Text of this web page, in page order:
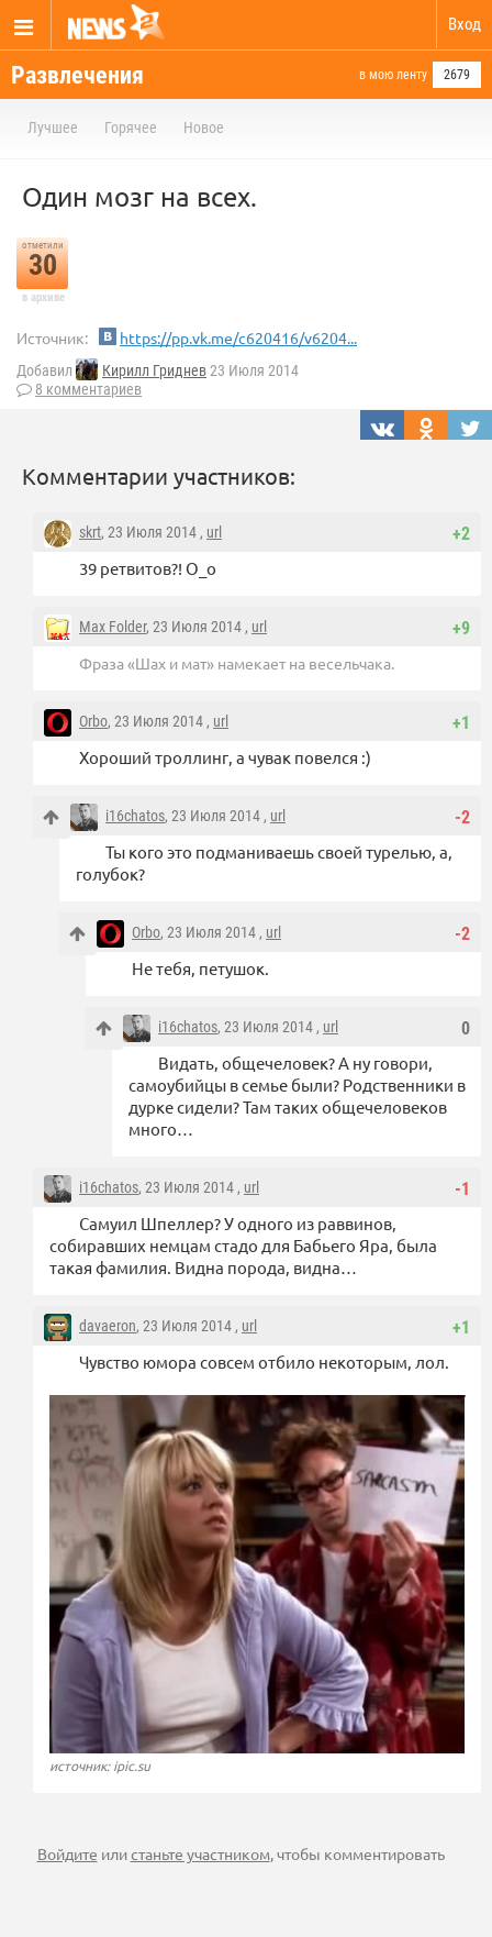
Вход
Развлечения в мою ленту 2679
Лучшее Горячее Новое
Один мозг на всех.
отметили
30
в архиве
Источник: https://pp.vk.me/c620416/v6204...
Добавил Кирилл Гриднев23 Июля 2014
8 комментариев
Комментарии участников:
+2
skrt, 23 Июля 2014 , url
39 ретвитов?! О_о
+9
Max Folder, 23 Июля 2014 , url
Фраза «Шах и мат» намекает на весельчака.
+1
Orbo, 23 Июля 2014 , url
Хороший троллинг, а чувак повелся :)
-2
i16chatos, 23 Июля 2014 , url
Ты кого это подманиваешь своей турелью, а,
голубок?
-2
Orbo, 23 Июля 2014 , url
Не тебя, петушок.
0
i16chatos, 23 Июля 2014 , url
Видать, общечеловек? А ну говори,
самоубийцы в семье были? Родственники в
дурке сидели? Там таких общечеловеков
много…
-1
i16chatos, 23 Июля 2014 , url
Самуил Шпеллер? У одного из раввинов,
собиравших немцам стадо для Бабьего Яра, была
такая фамилия. Видна порода, видна…
+1
davaeron, 23 Июля 2014 , url
Чувство юмора совсем отбило некоторым, лол.
источник: ipic.su
Войдите илистаньте участником, чтобы комментировать